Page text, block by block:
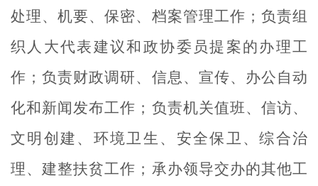
处理、机要、保密、档案管理工作；负责组
织人大代表建议和政协委员提案的办理工
作；负责财政调研、信息、宣传、办公自动
化和新闻发布工作；负责机关值班、信访、
文明创建、环境卫生、安全保卫、综合治
理、建整扶贫工作；承办领导交办的其他工